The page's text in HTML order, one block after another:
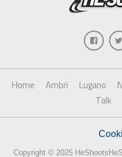
Home Ambrì Lugano
Talk
Copyright © 2025